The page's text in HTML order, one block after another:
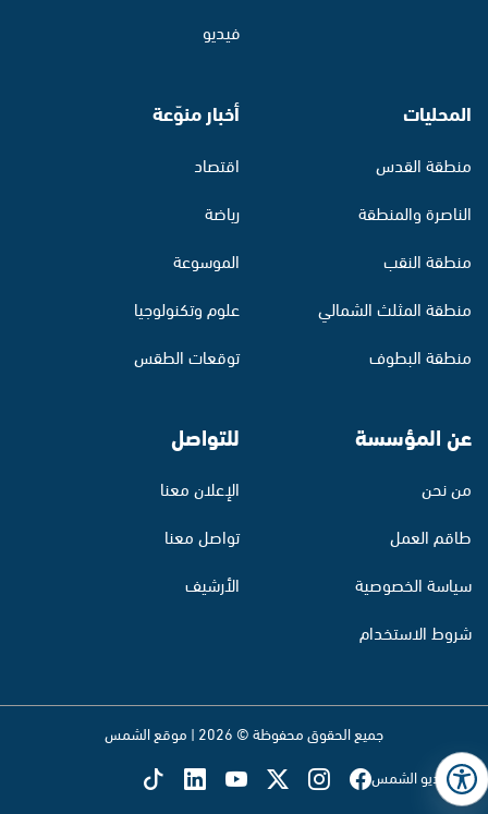
فيديو
المحليات
منطقة القدس
الناصرة والمنطقة
منطقة النقب
منطقة المثلث الشمالي
منطقة البطوف
أخبار منوّعة
اقتصاد
رياضة
الموسوعة
علوم وتكنولوجيا
توقعات الطقس
عن المؤسسة
من نحن
طاقم العمل
سياسة الخصوصية
شروط الاستخدام
للتواصل
الإعلان معنا
تواصل معنا
الأرشيف
جميع الحقوق محفوظة © 2026 | موقع الشمس
تابع راديو الشمس